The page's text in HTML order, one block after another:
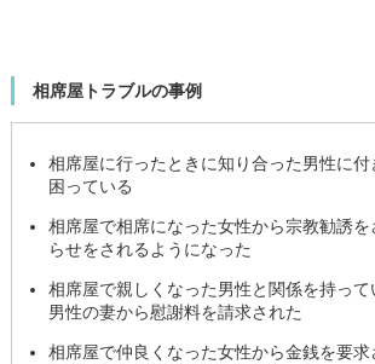
相席屋トラブルの事例
相席屋に行ったときに知り合った男性に
困っている
相席屋で相席になった女性から宗教勧誘
らせをされるようになった
相席屋で親しくなった男性と関係を持っ
男性の妻から慰謝料を請求された
相席屋で仲良くなった女性から金銭を要